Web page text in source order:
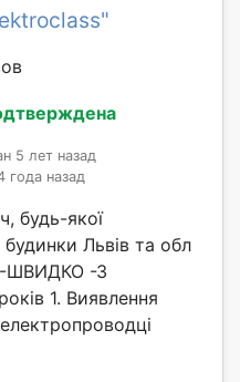
5 лет назад
года назад
будь-якої
Львів та обл
ШВИДКО -З
1. Виявлення